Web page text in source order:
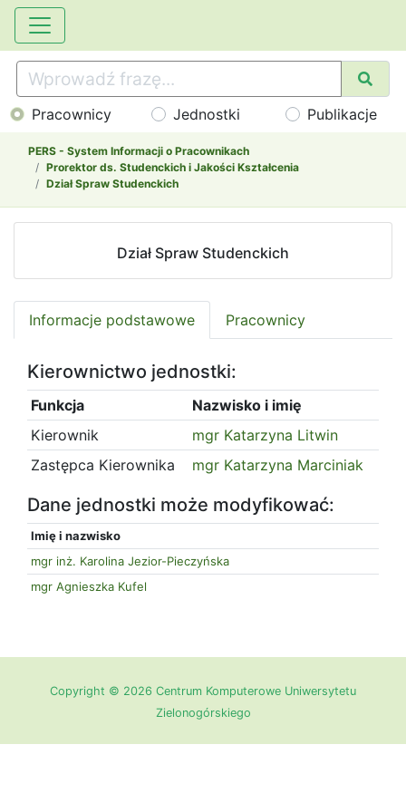
Pracownicy Jednostki Publikacje
PERS - System Informacji o Pracownikach
Prorektor ds. Studenckich i Jakości Kształcenia
Dział Spraw Studenckich
Dział Spraw Studenckich
Informacje podstawowe Pracownicy
Kierownictwo jednostki:
Funkcja
Nazwisko i imię
Kierownik
mgr Katarzyna Litwin
Zastępca Kierownika
mgr Katarzyna Marciniak
Dane jednostki może modyfikować:
Imię i nazwisko
mgr inż. Karolina Jezior-Pieczyńska
mgr Agnieszka Kufel
Copyright © 2026 Centrum Komputerowe Uniwersytetu
Zielonogórskiego